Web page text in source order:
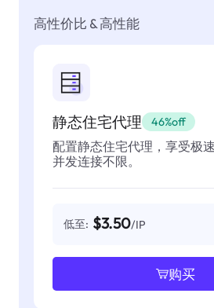
高性价比 & 高性能
静态住宅代理 46%off
配置静态住宅代理，享受极
并发连接不限。
低至: $3.50/IP
购买